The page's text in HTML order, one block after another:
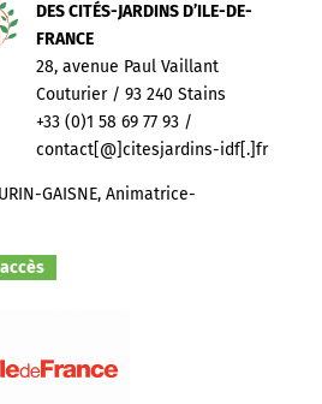
DES CITÉS-JARDINS D’ILE-DE-
FRANCE
28, avenue Paul Vaillant
Couturier / 93 240 Stains
+33 (0)1 58 69 77 93 /
contact[@]citesjardins-idf[.]fr
GAISNE, Animatrice-